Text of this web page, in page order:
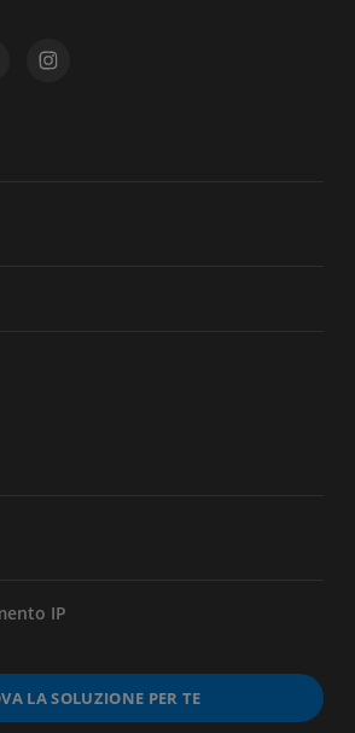
IP
LA SOLUZIONE PER TE